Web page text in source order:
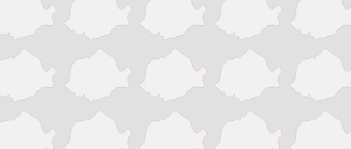
Suceava
Targu Jiu
Targu Mures
Timisoara